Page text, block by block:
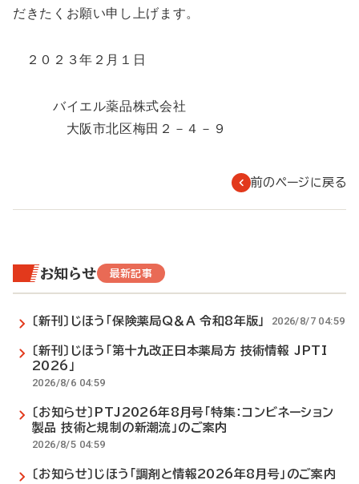
だきたくお願い申し上げます。
２０２３年２月１日
バイエル薬品株式会社
大阪市北区梅田２－４－９
前のページに戻る
お知らせ 最新記事
〔新刊〕じほう「保険薬局Q＆A 令和8年版」 2026/8/7 04:59
〔新刊〕じほう「第十九改正日本薬局方 技術情報 JPTI
2026」
2026/8/6 04:59
〔お知らせ〕PTJ2026年8月号「特集：コンビネーション
製品 技術と規制の新潮流」のご案内
2026/8/5 04:59
〔お知らせ〕じほう「調剤と情報2026年8月号」のご案内